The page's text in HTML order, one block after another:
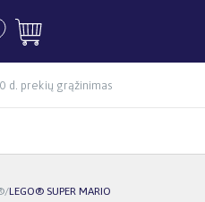
d. prekių grąžinimas
/LEGO® SUPER MARIO